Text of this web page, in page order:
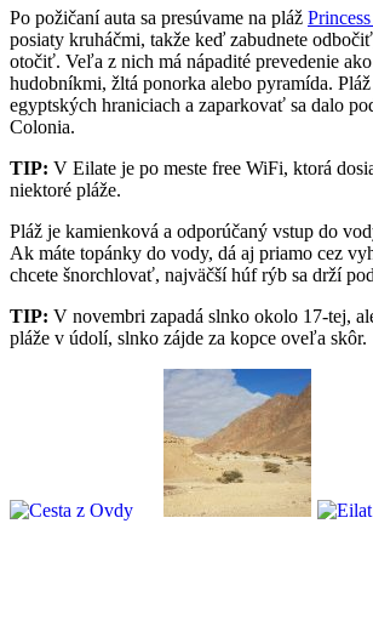
Po požičaní auta sa presúvame na pláž
posiaty kruháčmi, takže keď zabudnete
otočiť. Veľa z nich má nápadité prevedenie
hudobníkmi, žltá ponorka alebo pyramída.
egyptských hraniciach a zaparkovať sa dalo
Colonia.
TIP: V Eilate je po meste free WiFi, ktorá
niektoré pláže.
Pláž je kamienková a odporúčaný vstup do
Ak máte topánky do vody, dá aj priamo cez
chcete šnorchlovať, najväčší húf rýb sa drží
TIP: V novembri zapadá slnko okolo 17-tej,
pláže v údolí, slnko zájde za kopce oveľa skôr.